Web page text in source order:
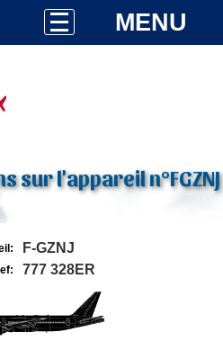
MENU
sur l'appareil n°FGZNJ
F-GZNJ
777 328ER